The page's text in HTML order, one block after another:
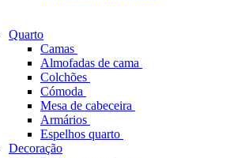
Quarto
Camas
Almofadas de cama
Colchões
Cómoda
Mesa de cabeceira
Armários
Espelhos quarto
Decoração